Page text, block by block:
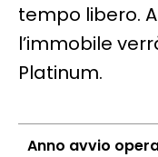
tempo libero.
l’immobile
Platinum.
Anno avvio